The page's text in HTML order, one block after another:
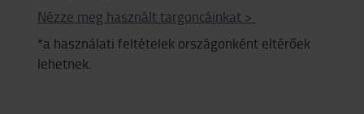
Nézze meg használt targoncáinkat >
*a használati feltételek országonként eltérőek
lehetnek.